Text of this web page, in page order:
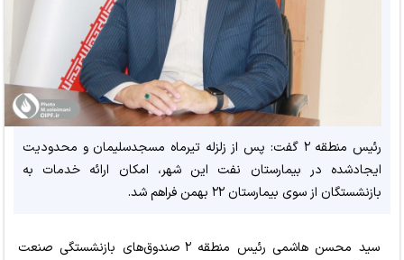
رئیس منطقه ۲ گفت: پس از زلزله تیرماه مسجدسلیمان و محدودیت
ایجادشده در بیمارستان نفت این شهر، امکان ارائه خدمات به
بازنشستگان از سوی بیمارستان ۲۲ بهمن فراهم شد.
سید محسن هاشمی رئیس منطقه ۲ صندوق‌های بازنشستگی صنعت